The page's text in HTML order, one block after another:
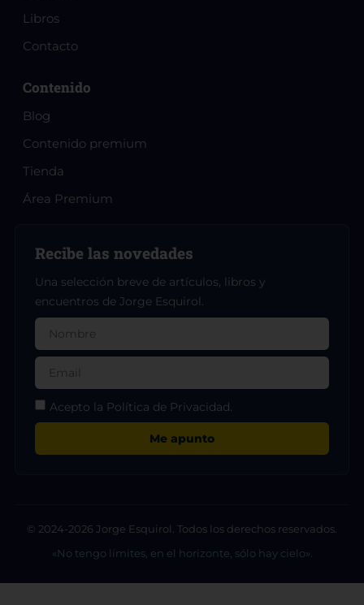
Libros
Contacto
Contenido
Blog
Contenido premium
Tienda
Área Premium
Recibe las novedades
Una selección breve de artículos, libros y
encuentros de Jorge Esquirol.
Acepto la Política de Privacidad.
Me apunto
© 2024-2026 Jorge Esquirol. Todos los derechos reservados.
«No tengo límites, en el horizonte, sólo hay cielo».